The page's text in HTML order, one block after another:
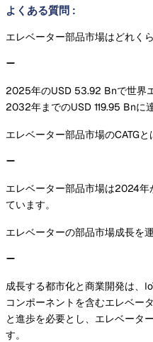
よくある質問 :
エレベーター部品市場はどれく
2025年のUSD 53.92 Bnで世界
2032年までのUSD 119.95 Bnに
エレベーター部品市場のCATGと
エレベーター部品市場は2024年
ています。
エレベーターの部品市場成長を
成長する都市化と商業開発は、
コンポーネントを含むエレベー
と進歩を必要とし、エレベータ
す。